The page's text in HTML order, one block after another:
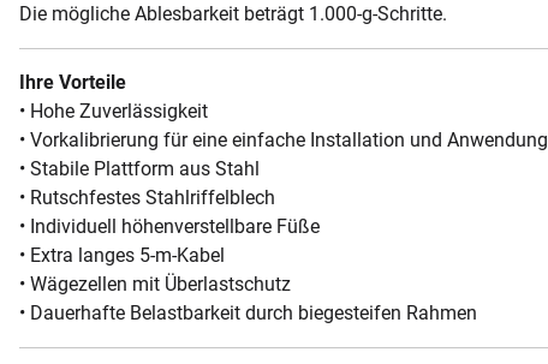
Die mögliche Ablesbarkeit beträgt 1.000-g-Schritte.
Ihre Vorteile
• Hohe Zuverlässigkeit
• Vorkalibrierung für eine einfache Installation und Anwendung
• Stabile Plattform aus Stahl
• Rutschfestes Stahlriffelblech
• Individuell höhenverstellbare Füße
• Extra langes 5-m-Kabel
• Wägezellen mit Überlastschutz
• Dauerhafte Belastbarkeit durch biegesteifen Rahmen